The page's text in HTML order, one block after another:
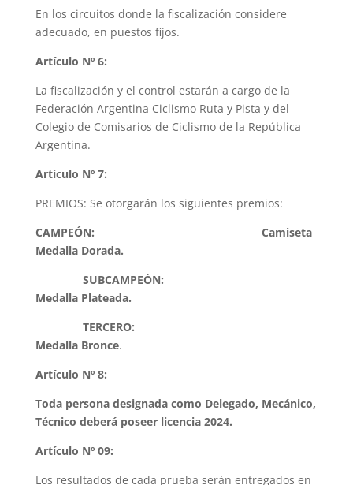
En los circuitos donde la fiscalización considere
adecuado, en puestos fijos.
Artículo Nº 6:
La fiscalización y el control estarán a cargo de la
Federación Argentina Ciclismo Ruta y Pista y del
Colegio de Comisarios de Ciclismo de la República
Argentina.
Artículo Nº 7:
PREMIOS: Se otorgarán los siguientes premios:
CAMPEÓN: Camiseta
Medalla Dorada.
SUBCAMPEÓN:
Medalla Plateada.
TERCERO:
Medalla Bronce.
Artículo Nº 8:
Toda persona designada como Delegado, Mecánico,
Técnico deberá poseer licencia 2024.
Artículo Nº 09:
Los resultados de cada prueba serán entregados en